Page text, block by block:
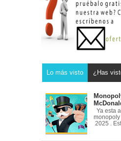
Lo más visto ¿Has
Ya esta
2025 .